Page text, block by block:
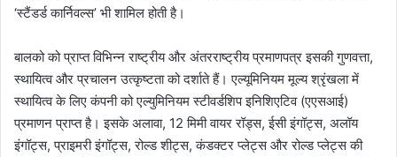
‘स्टैंडर्ड कार्निवल्स’ भी शामिल होती है।
बालको को प्राप्त विभिन्न राष्ट्रीय और अंतरराष्ट्रीय प्रमाणपत्र इसकी गुणवत्ता,
स्थायित्व और प्रचालन उत्कृष्टता को दर्शाते हैं। एल्यूमिनियम मूल्य श्रृंखला में
स्थायित्व के लिए कंपनी को एल्युमिनियम स्टीवर्डशिप इनिशिएटिव (एएसआई)
प्रमाणन प्राप्त है। इसके अलावा, 12 मिमी वायर रॉड्स, ईसी इंगॉट्स, अलॉय
इंगॉट्स, प्राइमरी इंगॉट्स, रोल्ड शीट्स, कंडक्टर प्लेट्स और रोल्ड प्लेट्स की